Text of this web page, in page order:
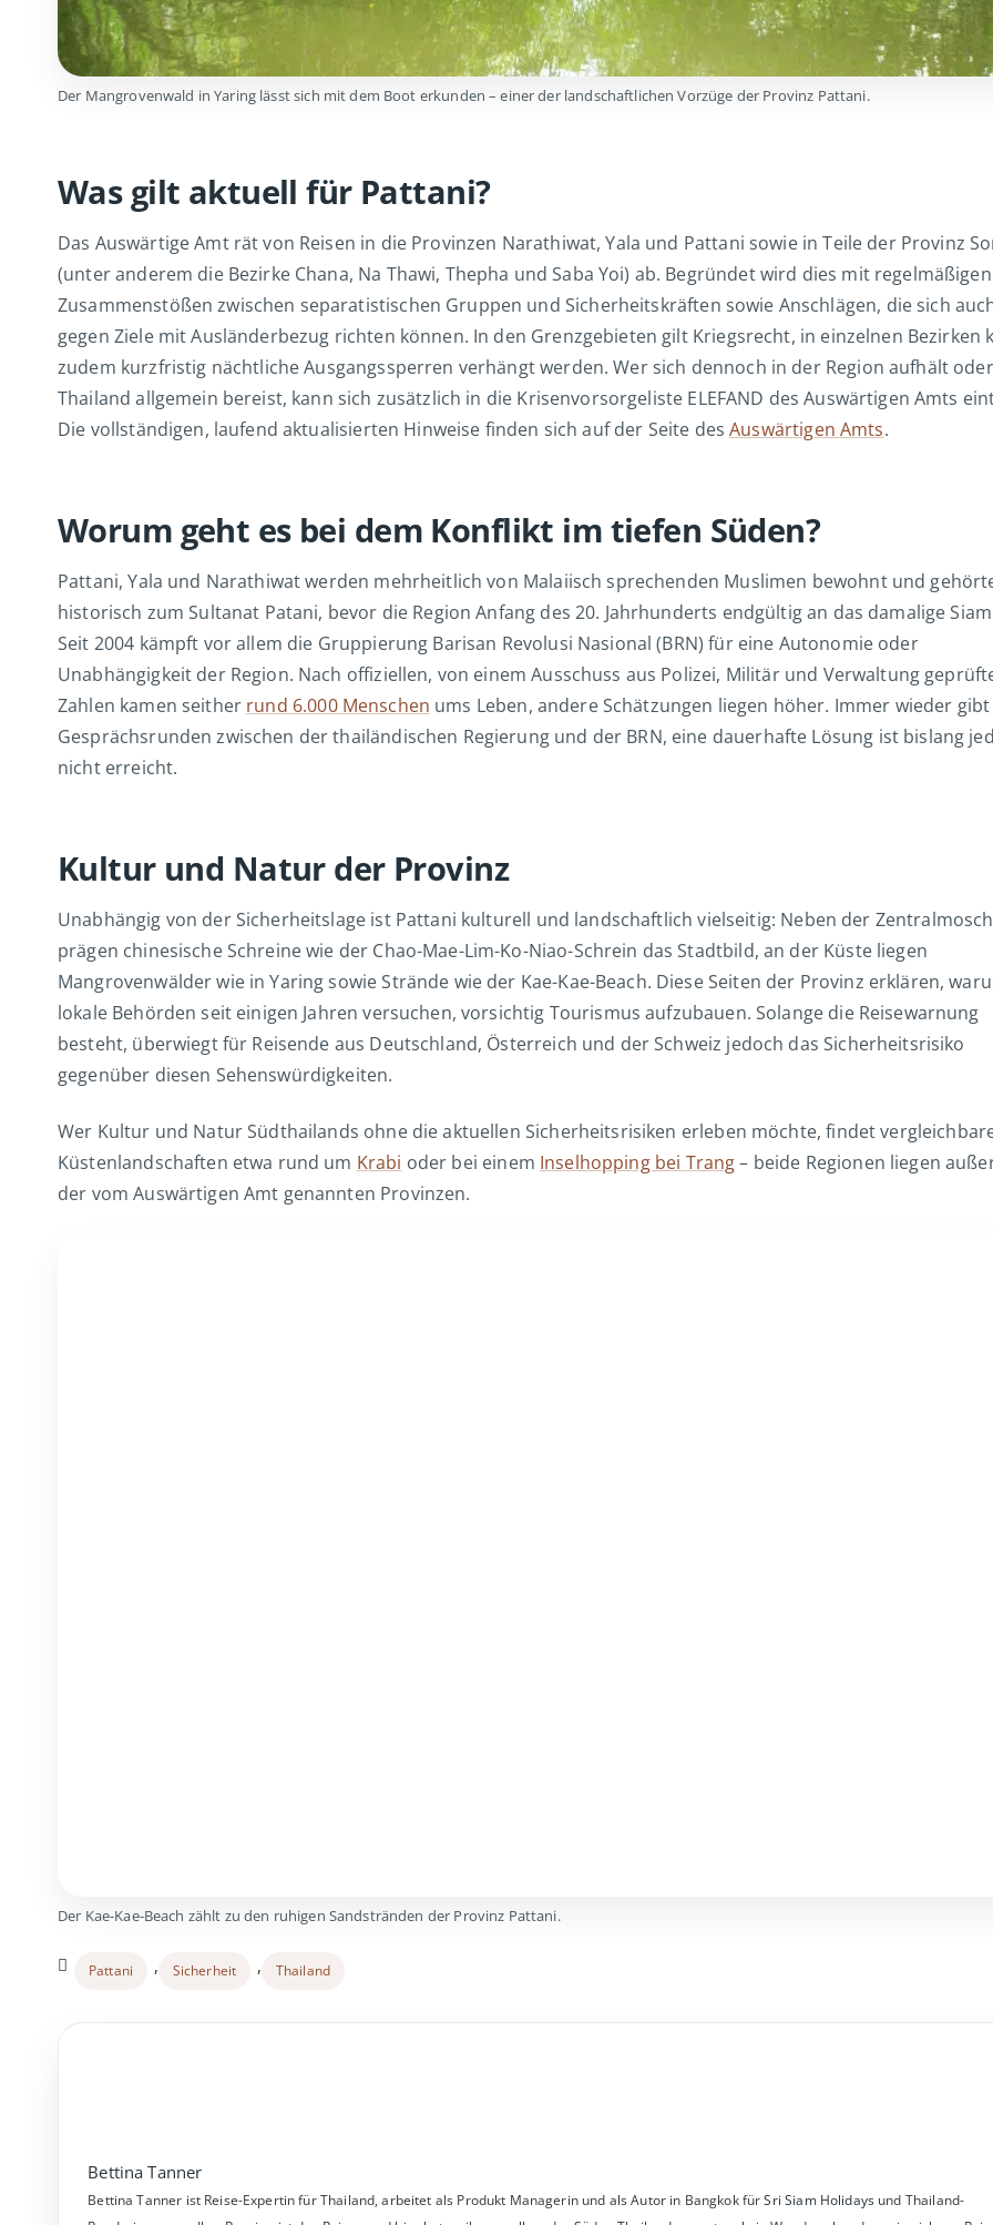
Der Mangrovenwald in Yaring lässt sich mit dem Boot erkunden – einer der landschaftlichen Vorzüge der Provinz Pattani.
Was gilt aktuell für Pattani?
Das Auswärtige Amt rät von Reisen in die Provinzen Narathiwat, Yala und Pattani sowie in Teile der Provinz
(unter anderem die Bezirke Chana, Na Thawi, Thepha und Saba Yoi) ab. Begründet wird dies mit regelmäßigen
Zusammenstößen zwischen separatistischen Gruppen und Sicherheitskräften sowie Anschlägen, die sich
gegen Ziele mit Ausländerbezug richten können. In den Grenzgebieten gilt Kriegsrecht, in einzelnen Bezirken
zudem kurzfristig nächtliche Ausgangssperren verhängt werden. Wer sich dennoch in der Region aufhält oder
Thailand allgemein bereist, kann sich zusätzlich in die Krisenvorsorgeliste ELEFAND des Auswärtigen Amts
Die vollständigen, laufend aktualisierten Hinweise finden sich auf der Seite desAuswärtigen Amts.
Worum geht es bei dem Konflikt im tiefen Süden?
Pattani, Yala und Narathiwat werden mehrheitlich von Malaiisch sprechenden Muslimen bewohnt und
historisch zum Sultanat Patani, bevor die Region Anfang des 20. Jahrhunderts endgültig an das damalige
Seit 2004 kämpft vor allem die Gruppierung Barisan Revolusi Nasional (BRN) für eine Autonomie oder
Unabhängigkeit der Region. Nach offiziellen, von einem Ausschuss aus Polizei, Militär und Verwaltung
Zahlen kamen seither rund 6.000 Menschen ums Leben, andere Schätzungen liegen höher. Immer wieder gibt
Gesprächsrunden zwischen der thailändischen Regierung und der BRN, eine dauerhafte Lösung ist bislang
nicht erreicht.
Kultur und Natur der Provinz
Unabhängig von der Sicherheitslage ist Pattani kulturell und landschaftlich vielseitig: Neben der
prägen chinesische Schreine wie der Chao-Mae-Lim-Ko-Niao-Schrein das Stadtbild, an der Küste liegen
Mangrovenwälder wie in Yaring sowie Strände wie der Kae-Kae-Beach. Diese Seiten der Provinz erklären,
lokale Behörden seit einigen Jahren versuchen, vorsichtig Tourismus aufzubauen. Solange die Reisewarnung
besteht, überwiegt für Reisende aus Deutschland, Österreich und der Schweiz jedoch das Sicherheitsrisiko
gegenüber diesen Sehenswürdigkeiten.
Wer Kultur und Natur Südthailands ohne die aktuellen Sicherheitsrisiken erleben möchte, findet
Küstenlandschaften etwa rund um Krabi oder bei einem Inselhopping bei Trang– beide Regionen liegen
der vom Auswärtigen Amt genannten Provinzen.
Der Kae-Kae-Beach zählt zu den ruhigen Sandstränden der Provinz Pattani.
Pattani , Sicherheit , Thailand
Bettina Tanner
Bettina Tanner ist Reise-Expertin für Thailand, arbeitet als Produkt Managerin und als Autor in Bangkok fürSri Siam Holidays und Thailand-